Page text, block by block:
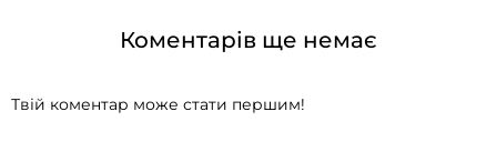
Коментарів ще немає
Твій коментар може стати першим!